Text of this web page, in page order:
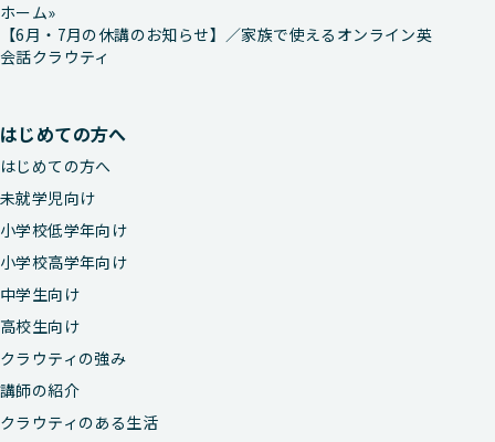
ホーム
【6月・7月の休講のお知らせ】／家族で使えるオンライン英
会話クラウティ
はじめての方へ
はじめての方へ
未就学児向け
小学校低学年向け
小学校高学年向け
中学生向け
高校生向け
クラウティの強み
講師の紹介
クラウティのある生活